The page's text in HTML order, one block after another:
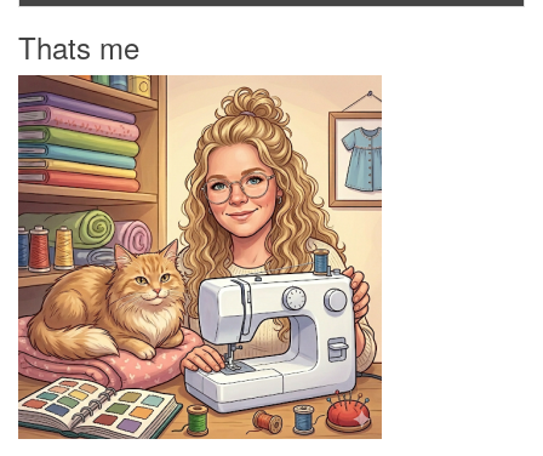
Thats me